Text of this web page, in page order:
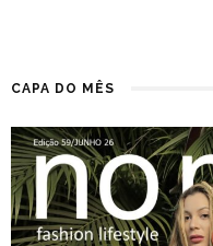
CAPA DO MÊS